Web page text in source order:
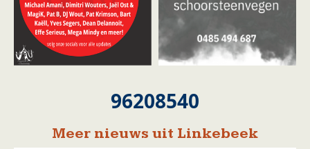
96208540
Meer nieuws uit Linkebeek